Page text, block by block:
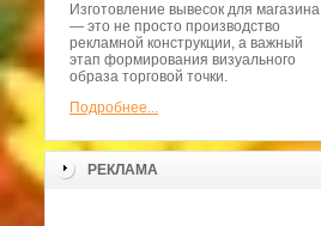
Изготовление вывесок для магазина
— это не просто производство
рекламной конструкции, а важный
этап формирования визуального
образа торговой точки.
Подробнее...
РЕКЛАМА